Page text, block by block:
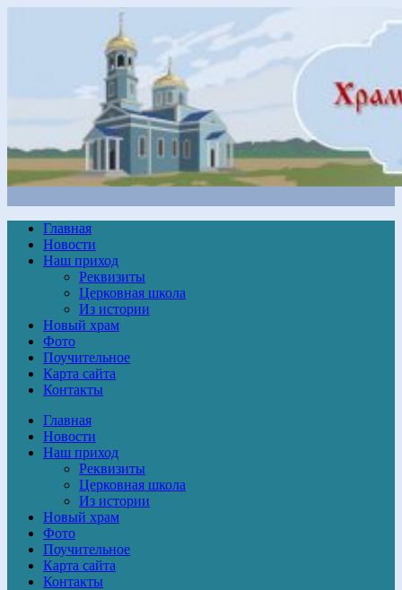
Главная
Новости
Наш приход
Реквизиты
Церковная школа
Из истории
Новый храм
Фото
Поучительное
Карта сайта
Контакты
Главная
Новости
Наш приход
Реквизиты
Церковная школа
Из истории
Новый храм
Фото
Поучительное
Карта сайта
Контакты